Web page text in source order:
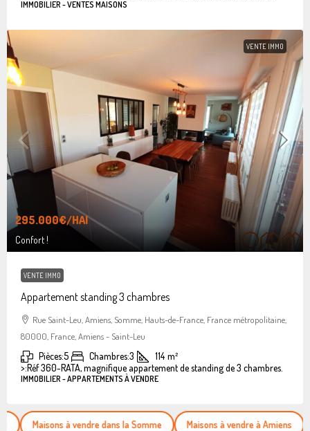
IMMOBILIER - VENTES MAISONS
VENTE IMMO
295.000€/HAI
Confort !
VENTE IMMO
Appartement standing 3 chambres
Rue Saint-Leu, Amiens, Somme, Hauts-de-France, France métropolitaine,
80000, France, Amiens - Saint-Leu
Pièces:5 Chambres:3 114 m²
>:Réf 360-RATA, magnifique appartement de standing de 3 chambres.
IMMOBILIER - APPARTEMENTS À VENDRE
à vendre dans la Somme Maisons à vendre à Amiens